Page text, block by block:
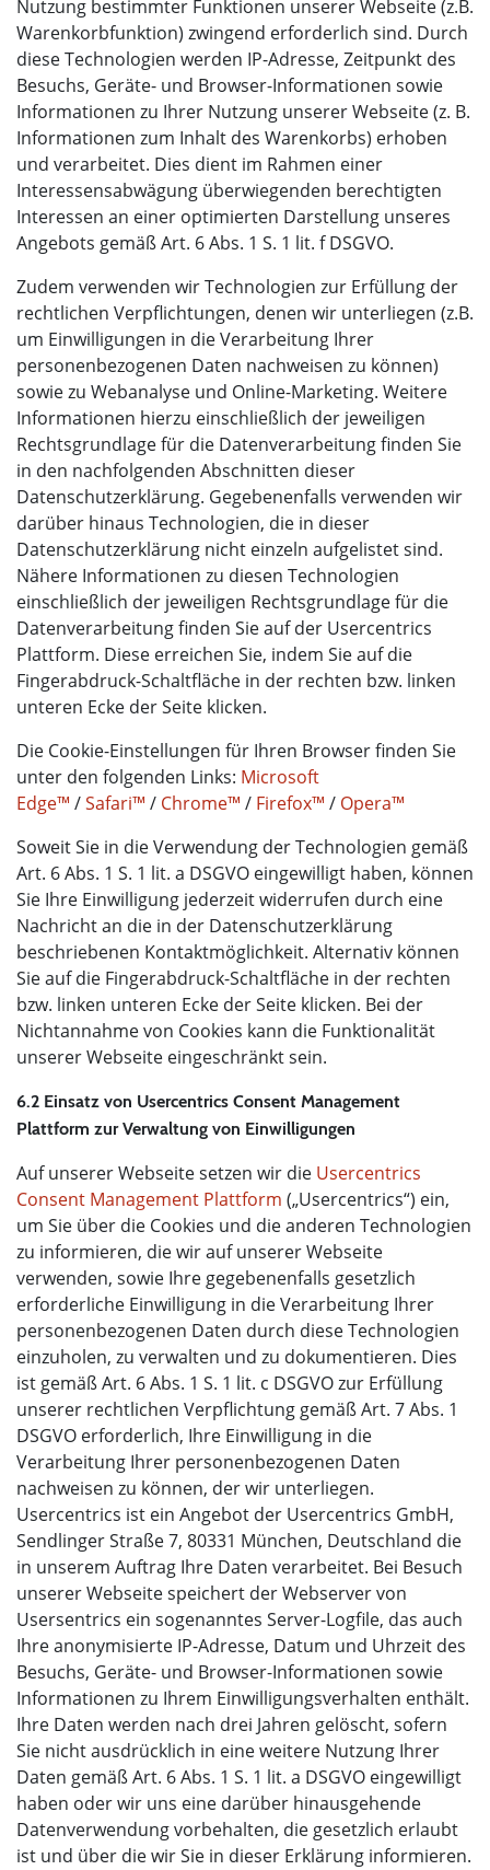
Nutzung bestimmter Funktionen unserer Webseite (z.B.
Warenkorbfunktion) zwingend erforderlich sind. Durch
diese Technologien werden IP-Adresse, Zeitpunkt des
Besuchs, Geräte- und Browser-Informationen sowie
Informationen zu Ihrer Nutzung unserer Webseite (z. B.
Informationen zum Inhalt des Warenkorbs) erhoben
und verarbeitet. Dies dient im Rahmen einer
Interessensabwägung überwiegenden berechtigten
Interessen an einer optimierten Darstellung unseres
Angebots gemäß Art. 6 Abs. 1 S. 1 lit. f DSGVO.
Zudem verwenden wir Technologien zur Erfüllung der
rechtlichen Verpflichtungen, denen wir unterliegen (z.B.
um Einwilligungen in die Verarbeitung Ihrer
personenbezogenen Daten nachweisen zu können)
sowie zu Webanalyse und Online-Marketing. Weitere
Informationen hierzu einschließlich der jeweiligen
Rechtsgrundlage für die Datenverarbeitung finden Sie
in den nachfolgenden Abschnitten dieser
Datenschutzerklärung. Gegebenenfalls verwenden wir
darüber hinaus Technologien, die in dieser
Datenschutzerklärung nicht einzeln aufgelistet sind.
Nähere Informationen zu diesen Technologien
einschließlich der jeweiligen Rechtsgrundlage für die
Datenverarbeitung finden Sie auf der Usercentrics
Plattform. Diese erreichen Sie, indem Sie auf die
Fingerabdruck-Schaltfläche in der rechten bzw. linken
unteren Ecke der Seite klicken.
Die Cookie-Einstellungen für Ihren Browser finden Sie
unter den folgenden Links: Microsoft
Edge™ /Safari™ / Chrome™ / Firefox™ / Opera™
Soweit Sie in die Verwendung der Technologien gemäß
Art. 6 Abs. 1 S. 1 lit. a DSGVO eingewilligt haben, können
Sie Ihre Einwilligung jederzeit widerrufen durch eine
Nachricht an die in der Datenschutzerklärung
beschriebenen Kontaktmöglichkeit. Alternativ können
Sie auf die Fingerabdruck-Schaltfläche in der rechten
bzw. linken unteren Ecke der Seite klicken. Bei der
Nichtannahme von Cookies kann die Funktionalität
unserer Webseite eingeschränkt sein.
6.2 Einsatz von Usercentrics Consent Management
Plattform zur Verwaltung von Einwilligungen
Auf unserer Webseite setzen wir die Usercentrics
Consent Management Plattform („Usercentrics“) ein,
um Sie über die Cookies und die anderen Technologien
zu informieren, die wir auf unserer Webseite
verwenden, sowie Ihre gegebenenfalls gesetzlich
erforderliche Einwilligung in die Verarbeitung Ihrer
personenbezogenen Daten durch diese Technologien
einzuholen, zu verwalten und zu dokumentieren. Dies
ist gemäß Art. 6 Abs. 1 S. 1 lit. c DSGVO zur Erfüllung
unserer rechtlichen Verpflichtung gemäß Art. 7 Abs. 1
DSGVO erforderlich, Ihre Einwilligung in die
Verarbeitung Ihrer personenbezogenen Daten
nachweisen zu können, der wir unterliegen.
Usercentrics ist ein Angebot der Usercentrics GmbH,
Sendlinger Straße 7, 80331 München, Deutschland die
in unserem Auftrag Ihre Daten verarbeitet. Bei Besuch
unserer Webseite speichert der Webserver von
Usersentrics ein sogenanntes Server-Logfile, das auch
Ihre anonymisierte IP-Adresse, Datum und Uhrzeit des
Besuchs, Geräte- und Browser-Informationen sowie
Informationen zu Ihrem Einwilligungsverhalten enthält.
Ihre Daten werden nach drei Jahren gelöscht, sofern
Sie nicht ausdrücklich in eine weitere Nutzung Ihrer
Daten gemäß Art. 6 Abs. 1 S. 1 lit. a DSGVO eingewilligt
haben oder wir uns eine darüber hinausgehende
Datenverwendung vorbehalten, die gesetzlich erlaubt
ist und über die wir Sie in dieser Erklärung informieren.